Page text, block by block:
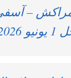
مراكش –